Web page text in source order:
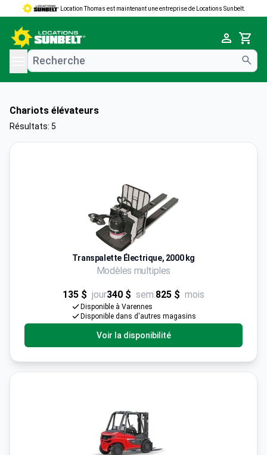
Location Thomas est maintenant une entreprise de Locations Sunbelt.
Cart
menu
Chariots élévateurs
Résultats: 5
Transpalette Électrique, 2000 kg
Modèles multiples
135 $ jour340 $ sem.825 $ mois
Disponible à Varennes
Disponible dans d'autres magasins
Voir la disponibilité